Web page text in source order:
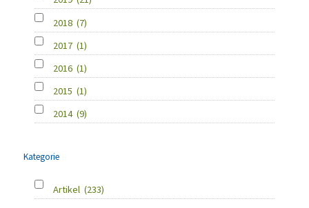
2018 (7)
2017 (1)
2016 (1)
2015 (1)
2014 (9)
Kategorie
Artikel (233)